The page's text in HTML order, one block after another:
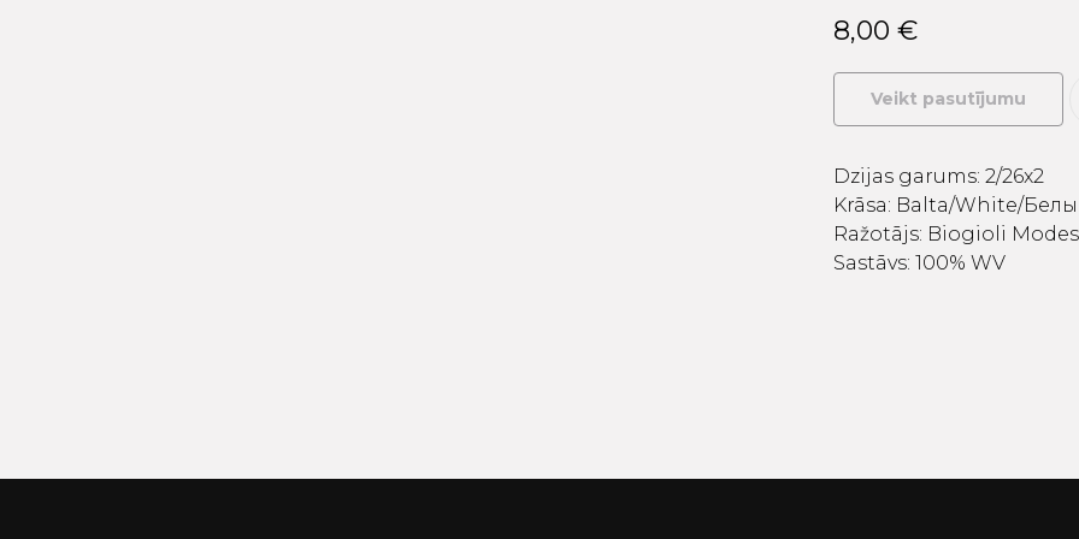
8,00 €
Veikt pasutījumu
Dzijas garums: 2/26x2
Krāsa: Balta/White/
Ražotājs: Biogioli
Sastāvs: 100% WV